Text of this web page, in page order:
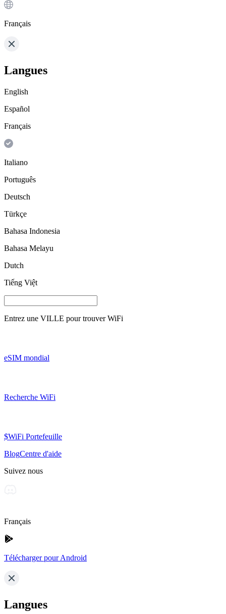
Français
Langues
English
Español
Français
Italiano
Português
Deutsch
Türkçe
Bahasa Indonesia
Bahasa Melayu
Dutch
Tiếng Việt
Entrez une VILLE pour trouver WiFi
eSIM mondial
Recherche WiFi
$WiFi Portefeuille
BlogCentre d'aide
Suivez nous
Français
Télécharger pour Android
Langues